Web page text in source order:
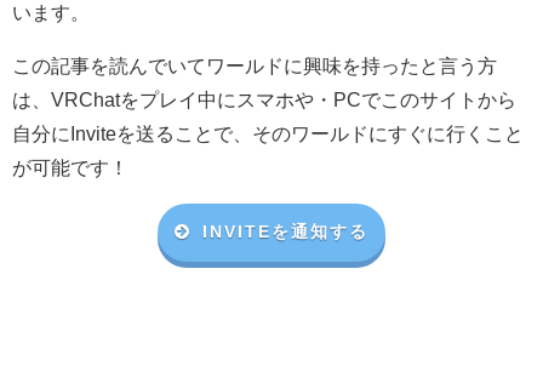
います。
この記事を読んでいてワールドに興味を持ったと言う方
は、VRChatをプレイ中にスマホや・ PCでこのサイトから
自分に Inviteを送ることで、そのワールドにすぐに行くこと
が可能です！
INVITEを通知する